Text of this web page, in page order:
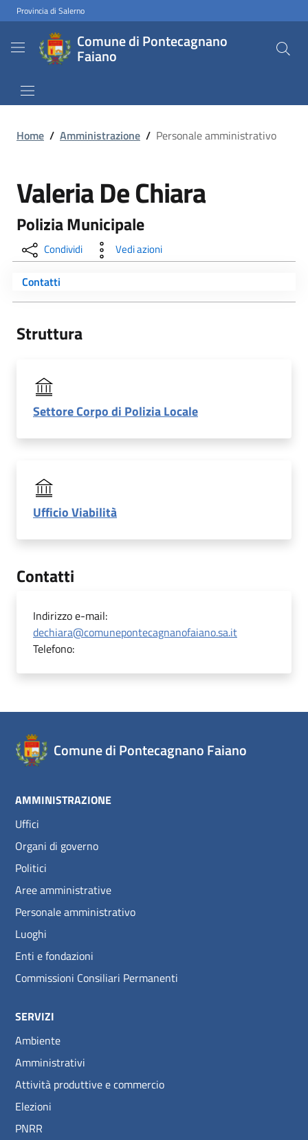
Provincia di Salerno
Comune di Pontecagnano
Faiano
Home / Amministrazione / Personale amministrativo
Valeria De Chiara
Polizia Municipale
Condividi Vedi azioni
Contatti
Struttura
Settore Corpo di Polizia Locale
Ufficio Viabilità
Contatti
Indirizzo e-mail:
dechiara@comunepontecagnanofaiano.sa.it
Telefono:
Comune di Pontecagnano Faiano
AMMINISTRAZIONE
Uffici
Organi di governo
Politici
Aree amministrative
Personale amministrativo
Luoghi
Enti e fondazioni
Commissioni Consiliari Permanenti
SERVIZI
Ambiente
Amministrativi
Attività produttive e commercio
Elezioni
PNRR